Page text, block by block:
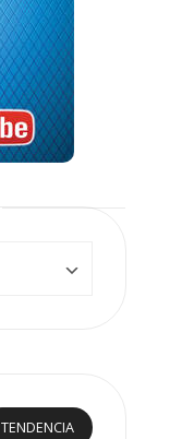
TENDENCIA